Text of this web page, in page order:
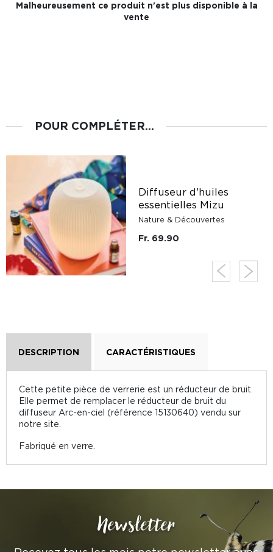
Malheureusement ce produit n'est plus disponible à la
vente
POUR COMPLÉTER...
Diffuseur d'huiles
essentielles Mizu
Nature & Découvertes
Fr. 69.90
DESCRIPTION CARACTÉRISTIQUES
Cette petite pièce de verrerie est un réducteur de bruit.
Elle permet de remplacer le réducteur de bruit du
diffuseur Arc-en-ciel (référence 15130640) vendu sur
notre site.
Fabriqué en verre.
Newsletter